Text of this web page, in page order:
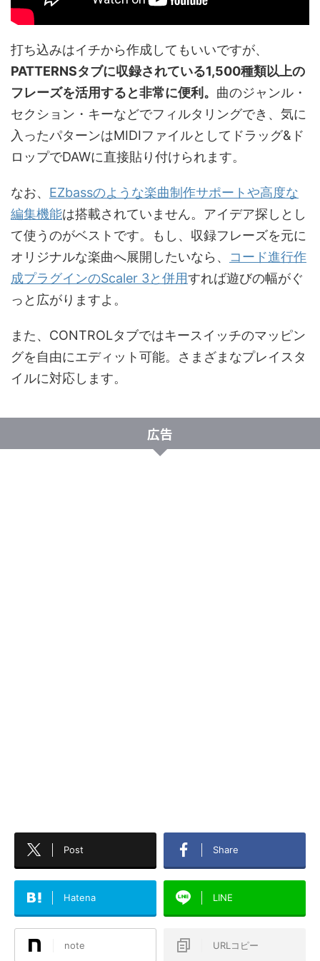
打ち込みはイチから作成してもいいですが、
PATTERNSタブに収録されている1,500種類以上の
フレーズを活用すると非常に便利。 曲のジャンル・
セクション・キーなどでフィルタリングでき、気に
入ったパターンはMIDIファイルとしてドラッグ&ド
ロップでDAWに直接貼り付けられます。
なお、 EZbassのような楽曲制作サポートや高度な
編集機能は搭載されていません。アイデア探しとし
て使うのがベストです。もし、収録フレーズを元に
オリジナルな楽曲へ展開したいなら、 コード進行作
成プラグインのScaler 3と併用すれば遊びの幅がぐ
っと広がりますよ。
また、CONTROLタブではキースイッチのマッピン
グを自由にエディット可能。さまざまなプレイスタ
イルに対応します。
広告
Post Share
Hatena LINE
note URLコピー